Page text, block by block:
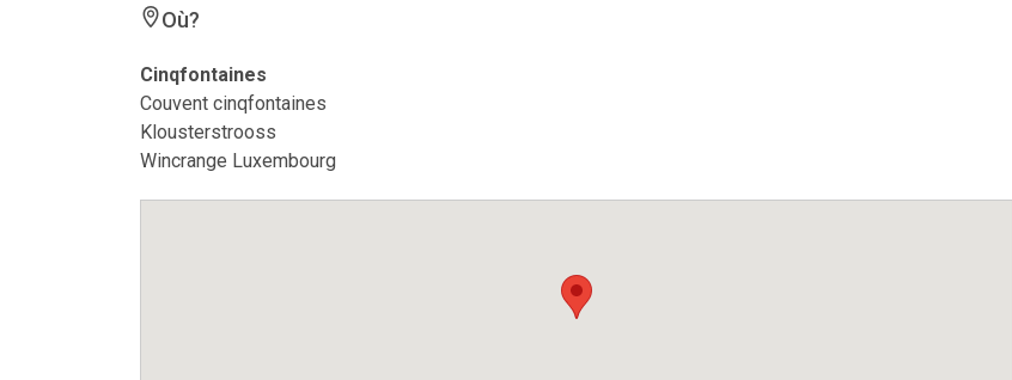
Où?
Cinqfontaines
Couvent cinqfontaines
Klousterstrooss
Wincrange Luxembourg